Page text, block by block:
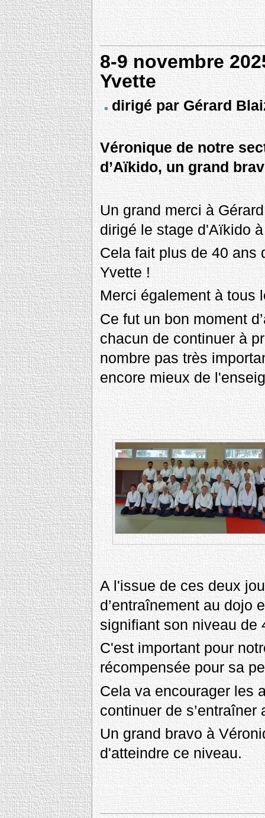
8-9 novembre
Yvette
dirigé par Gérard
Véronique de notre
d’Aïkido, un grand
Un grand merci à
dirigé le stage d'Aïkido
Cela fait plus de 40 ans
Yvette !
Merci également à tous
Ce fut un bon moment
chacun de continuer à
nombre pas très
encore mieux de
A l'issue de ces deux
d’entraînement au dojo
signifiant son niveau de
C'est important pour
récompensée pour sa
Cela va encourager les
continuer de s’entraîner
Un grand bravo à
d'atteindre ce niveau.